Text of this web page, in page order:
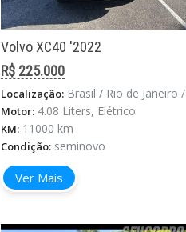
Volvo XC40 '2022
R$ 225.000
Localização: Brasil / Rio de Janeiro / Rio De Janeiro
Motor: 4.08 Liters, Elétrico
KM: 11000 km
Condição: seminovo
Ver Mais